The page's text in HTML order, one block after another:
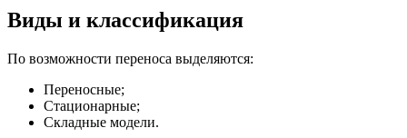
Виды и классификация
По возможности переноса выделяются:
Переносные;
Стационарные;
Складные модели.